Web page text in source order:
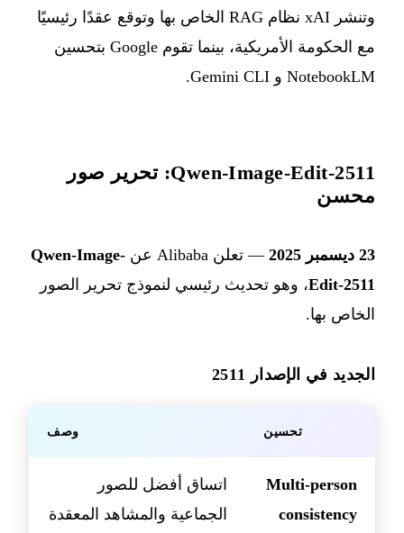
وتنشر xAI نظام RAG الخاص بها وتوقع عقدًا رئيسيًا
مع الحكومة الأمريكية، بينما تقوم Google بتحسين
NotebookLM و Gemini CLI.
Qwen-Image-Edit-2511: تحرير صور
محسن
23 ديسمبر 2025 — تعلن Alibaba عن
Qwen-Image-
Edit-2511، وهو تحديث رئيسي لنموذج تحرير الصور
الخاص بها.
الجديد في الإصدار 2511
تحسين وصف
Multi-person
consistency
اتساق أفضل للصور
الجماعية والمشاهد المعقدة